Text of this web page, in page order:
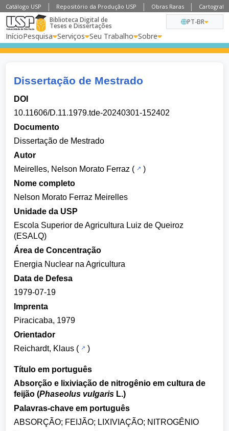
Catálogo USP Repositório da Produção USP Obras Raras
Biblioteca Digital de
Teses e Dissertações
InícioPesquisa Serviços Seu Trabalho Sobre
PT-BR
Dissertação de Mestrado
DOI
10.11606/D.11.1979.tde-20240301-152402
Documento
Dissertação de Mestrado
Autor
Meirelles, Nelson Morato Ferraz (
)
Nome completo
Nelson Morato Ferraz Meirelles
Unidade da USP
Escola Superior de Agricultura Luiz de Queiroz
(ESALQ)
Área de Concentração
Energia Nuclear na Agricultura
Data de Defesa
1979-07-19
Imprenta
Piracicaba, 1979
Orientador
Reichardt, Klaus ( )
Título em português
Absorção e lixiviação de nitrogênio em cultura de
feijão (Phaseolus vulgaris L.)
Palavras-chave em português
ABSORÇÃO; FEIJÃO; LIXIVIAÇÃO; NITROGÊNIO